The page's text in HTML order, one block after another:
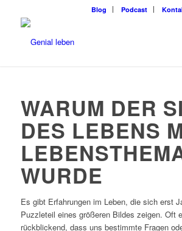
Blog Podcast
WARUM DER
DES LEBENS
WURDE
Es gibt Erfahrungen im Leben, die sich erst
Puzzleteil eines größeren Bildes zeigen. Oft
rückblickend, dass uns bestimmte Fragen